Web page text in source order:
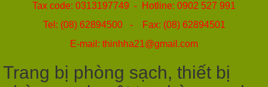
Tax code: 0313197749 - Hotline: 0902 527 991
Tel: (08) 62894500 - Fax: (08) 62894501
E-mail: thinhha21@gmail.com
Trang bị phòng sạch, thiết bị